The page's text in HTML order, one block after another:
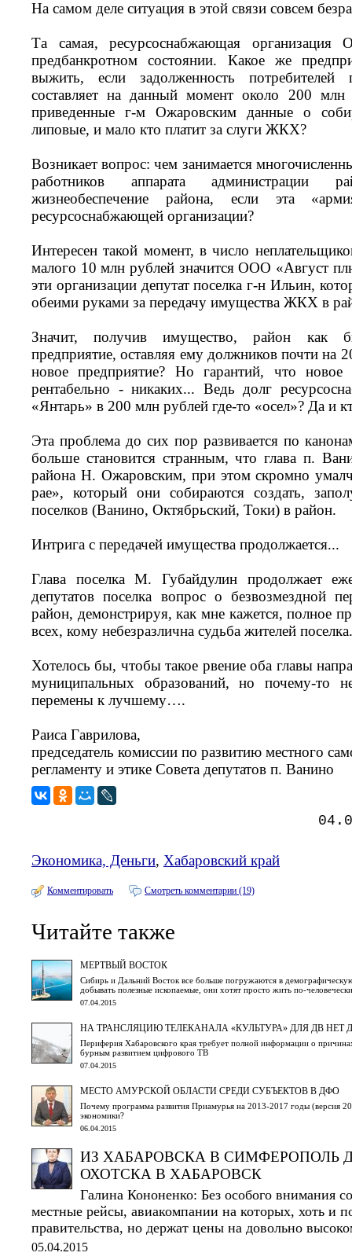
На самом деле ситуация в этой связи совсем
Та самая, ресурсоснабжающая
предбанкротном состоянии. Какое же
выжить, если задолженность потребителей
составляет на данный момент около 200 млн
приведенные г-м Ожаровским данные о
липовые, и мало кто платит за слуги ЖКХ?
Возникает вопрос: чем занимается
работников аппарата администрации
жизнеобеспечение района, если эта
ресурсоснабжающей организации?
Интересен такой момент, в число
малого 10 млн рублей значится ООО «Август
эти организации депутат поселка г-н Ильин,
обеими руками за передачу имущества ЖКХ в
Значит, получив имущество, район как
предприятие, оставляя ему должников почти на
новое предприятие? Но гарантий, что новое
рентабельно - никаких... Ведь долг
«Янтарь» в 200 млн рублей где-то «осел»? Да и
Эта проблема до сих пор развивается по
больше становится странным, что глава п.
района Н. Ожаровским, при этом скромно
рае», который они собираются создать,
поселков (Ванино, Октябрьский, Токи) в район.
Интрига с передачей имущества продолжается...
Глава поселка М. Губайдулин продолжает
депутатов поселка вопрос о безвозмездной
район, демонстрируя, как мне кажется, полное
всех, кому небезразлична судьба жителей поселка.
Хотелось бы, чтобы такое рвение оба главы
муниципальных образований, но почему-то
перемены к лучшему….
Раиса Гаврилова,
председатель комиссии по развитию местного
регламенту и этике Совета депутатов п. Ванино
Экономика, Деньги, Хабаровский край
Комментировать Смотреть комментарии (19)
Читайте также
МЕРТВЫЙ ВОСТОК
Сибирь и Дальний Восток все больше погружаются в
добывать полезные ископаемые, они хотят просто жить по-человечески
07.04.2015
НА ТРАНСЛЯЦИЮ ТЕЛЕКАНАЛА «КУЛЬТУРА» ДЛЯ ДВ НЕТ
Периферия Хабаровского края требует полной информации о
бурным развитием цифрового ТВ
07.04.2015
МЕСТО АМУРСКОЙ ОБЛАСТИ СРЕДИ СУБЪЕКТОВ В ДФО
Почему программа развития Приамурья на 2013-2017 годы (версия
экономики?
06.04.2015
ИЗ ХАБАРОВСКА В СИМФЕРОПОЛЬ
ОХОТСКА В ХАБАРОВСК
Галина Кононенко: Без особого внимания
местные рейсы, авиакомпании на которых, хоть и
правительства, но держат цены на довольно
05.04.2015